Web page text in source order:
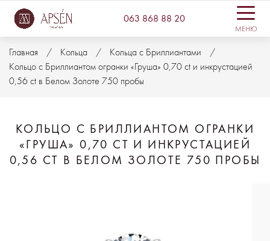
063 868 88 20
МЕНЮ
Главная Кольца
Кольца с Бриллиантами
Кольцо с Бриллиантом огранки «Груша» 0,70 ct и инкрустацией
0,56 ct в Белом Золоте 750 пробы
КОЛЬЦО С БРИЛЛИАНТОМ ОГРАНКИ
«ГРУША» 0,70 CT И ИНКРУСТАЦИЕЙ
0,56 CT В БЕЛОМ ЗОЛОТЕ 750 ПРОБЫ